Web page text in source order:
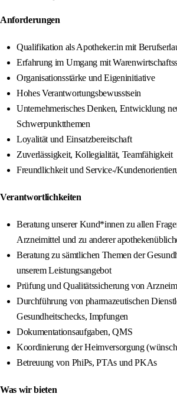
Anforderungen
Qualifikation als Apotheker:in mit
Erfahrung im Umgang mit
Organisationsstärke und Eigeninitiative
Hohes Verantwortungsbewusstsein
Unternehmerisches Denken, Entwicklung
Schwerpunktthemen
Loyalität und Einsatzbereitschaft
Zuverlässigkeit, Kollegialität, Teamfähigkeit
Freundlichkeit und Service-/
Verantwortlichkeiten
Beratung unserer Kund*innen zu allen
Arzneimittel und zu anderer
Beratung zu sämtlichen Themen der
unserem Leistungsangebot
Prüfung und Qualitätssicherung von
Durchführung von pharmazeutischen
Gesundheitschecks, Impfungen
Dokumentationsaufgaben, QMS
Koordinierung der Heimversorgung
Betreuung von PhiPs, PTAs und PKAs
Was wir bieten